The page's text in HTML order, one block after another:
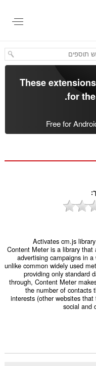
These
for the
.
Free for
Activates cm.js
Content Meter is a library
advertising campaigns in
unlike common widely used
providing only standard
through, Content Meter
the number of contacts
interests (other websites
social and